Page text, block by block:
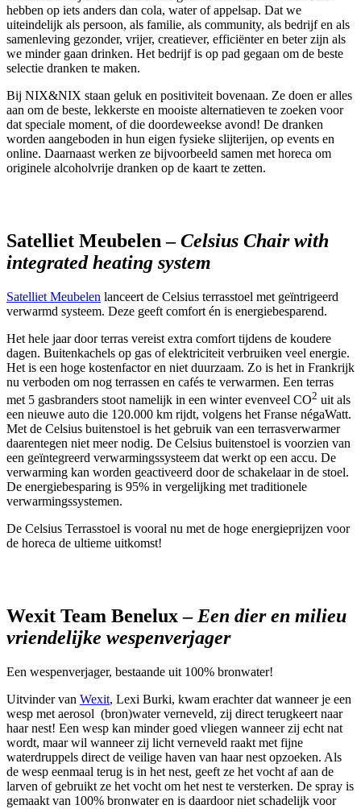
hebben op iets anders dan cola, water of appelsap. Dat we
uiteindelijk als persoon, als familie, als community, als bedrijf en als
samenleving gezonder, vrijer, creatiever, efficiënter en beter zijn als
we minder gaan drinken. Het bedrijf is op pad gegaan om de beste
selectie dranken te maken.
Bij NIX&NIX staan geluk en positiviteit bovenaan. Ze doen er alles
aan om de beste, lekkerste en mooiste alternatieven te zoeken voor
dat speciale moment, of die doordeweekse avond! De dranken
worden aangeboden in hun eigen fysieke slijterijen, op events en
online. Daarnaast werken ze bijvoorbeeld samen met horeca om
originele alcoholvrije dranken op de kaart te zetten.
Satelliet Meubelen –Celsius Chair with
integrated heating system
Satelliet Meubelen lanceert de Celsius terrasstoel met geïntrigeerd
verwarmd systeem. Deze geeft comfort én is energiebesparend.
Het hele jaar door terras vereist extra comfort tijdens de koudere
dagen. Buitenkachels op gas of elektriciteit verbruiken veel energie.
Het is een hoge kostenfactor en niet duurzaam. Zo is het in Frankrijk
nu verboden om nog terrassen en cafés te verwarmen. Een terras
met 5 gasbranders stoot namelijk in een winter evenveel CO2 uit als
een nieuwe auto die 120.000 km rijdt, volgens het Franse négaWatt.
Met de Celsius buitenstoel is het gebruik van een terrasverwarmer
daarentegen niet meer nodig. De Celsius buitenstoel is voorzien van
een geïntegreerd verwarmingssysteem dat werkt op een accu. De
verwarming kan worden geactiveerd door de schakelaar in de stoel.
De energiebesparing is 95% in vergelijking met traditionele
verwarmingssystemen.
De Celsius Terrasstoel is vooral nu met de hoge energieprijzen voor
de horeca de ultieme uitkomst!
Wexit Team Benelux –Een dier en milieu
vriendelijke wespenverjager
Een wespenverjager, bestaande uit 100% bronwater!
Uitvinder van Wexit, Lexi Burki, kwam erachter dat wanneer je een
wesp met aerosol (bron)water verneveld, zij direct terugkeert naar
haar nest! Een wesp kan minder goed vliegen wanneer zij echt nat
wordt, maar wil wanneer zij licht verneveld raakt met fijne
waterdruppels direct de veilige haven van haar nest opzoeken. Als
de wesp eenmaal terug is in het nest, geeft ze het vocht af aan de
larven of gebruikt ze het vocht om het nest te versterken. De spray is
gemaakt van 100% bronwater en is daardoor niet schadelijk voor